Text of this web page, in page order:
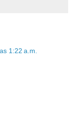
1:22 a.m.